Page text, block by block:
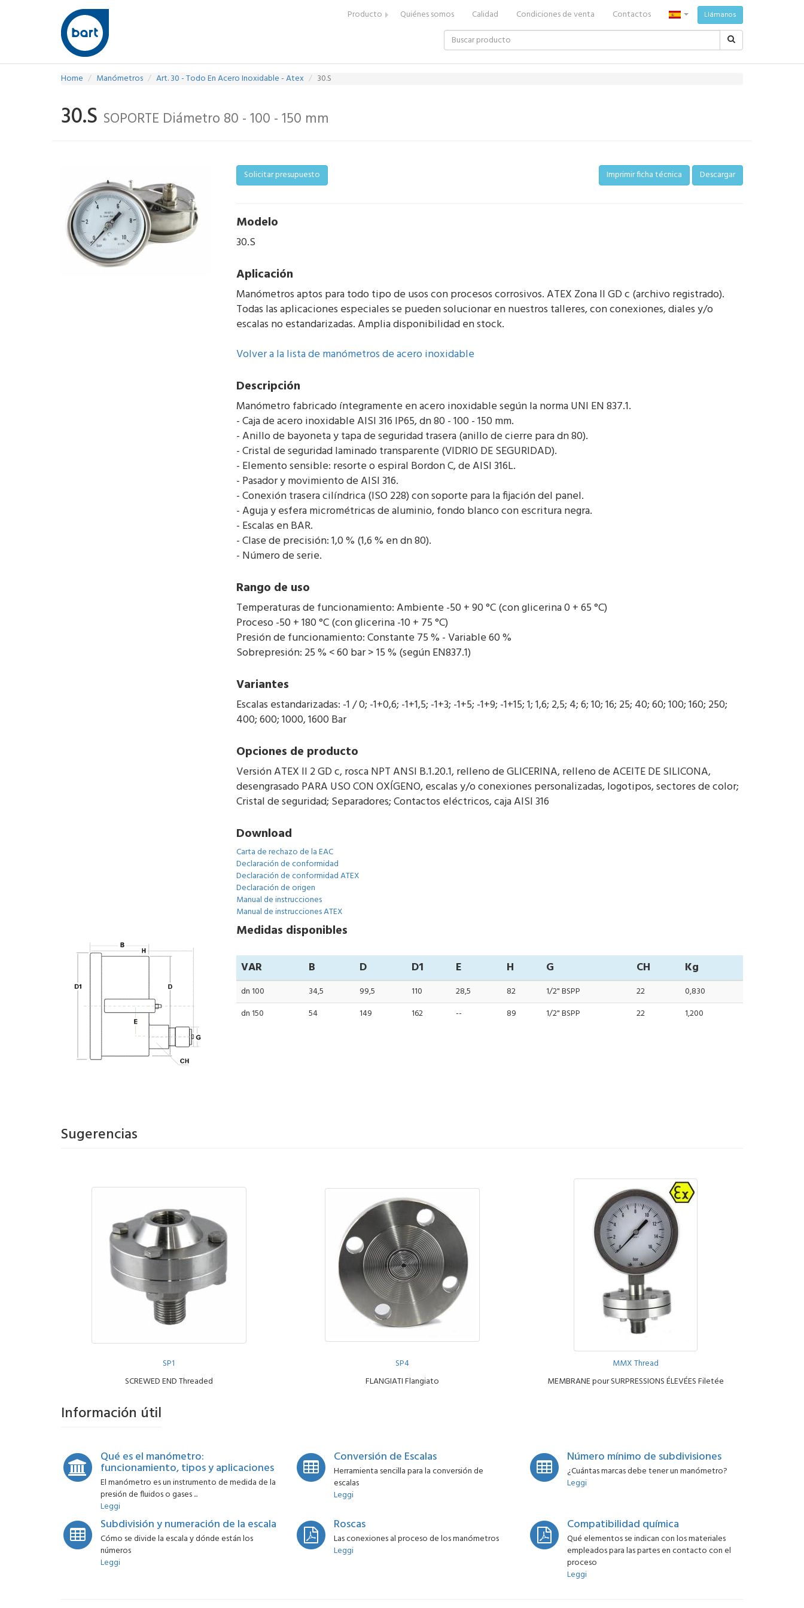
Producto Quiénes somos Calidad Condiciones de venta Contactos Llámanos
Home Manómetros Art. 30 - Todo En Acero Inoxidable - Atex 30.S
30.S SOPORTE Diámetro 80 - 100 - 150 mm
Solicitar presupuesto Imprimir ficha técnica Descargar
Modelo
30.S
Aplicación
Manómetros aptos para todo tipo de usos con procesos corrosivos. ATEX Zona II GD c (archivo registrado).
Todas las aplicaciones especiales se pueden solucionar en nuestros talleres, con conexiones, diales y/o
escalas no estandarizadas. Amplia disponibilidad en stock.
Volver a la lista de manómetros de acero inoxidable
Descripción
Manómetro fabricado íntegramente en acero inoxidable según la norma UNI EN 837.1.
- Caja de acero inoxidable AISI 316 IP65, dn 80 - 100 - 150 mm.
- Anillo de bayoneta y tapa de seguridad trasera (anillo de cierre para dn 80).
- Cristal de seguridad laminado transparente (VIDRIO DE SEGURIDAD).
- Elemento sensible: resorte o espiral Bordon C, de AISI 316L.
- Pasador y movimiento de AISI 316.
- Conexión trasera cilíndrica (ISO 228) con soporte para la fijación del panel.
- Aguja y esfera micrométricas de aluminio, fondo blanco con escritura negra.
- Escalas en BAR.
- Clase de precisión: 1,0 % (1,6 % en dn 80).
- Número de serie.
Rango de uso
Temperaturas de funcionamiento: Ambiente -50 + 90 °C (con glicerina 0 + 65 °C)
Proceso -50 + 180 °C (con glicerina -10 + 75 °C)
Presión de funcionamiento: Constante 75 % - Variable 60 %
Sobrepresión: 25 % < 60 bar > 15 % (según EN837.1)
Variantes
Escalas estandarizadas: -1 / 0; -1+0,6; -1+1,5; -1+3; -1+5; -1+9; -1+15; 1; 1,6; 2,5; 4; 6; 10; 16; 25; 40; 60; 100; 160; 250;
400; 600; 1000, 1600 Bar
Opciones de producto
Versión ATEX II 2 GD c, rosca NPT ANSI B.1.20.1, relleno de GLICERINA, relleno de ACEITE DE SILICONA,
desengrasado PARA USO CON OXÍGENO, escalas y/o conexiones personalizadas, logotipos, sectores de color;
Cristal de seguridad; Separadores; Contactos eléctricos, caja AISI 316
Download
Carta de rechazo de la EAC
Declaración de conformidad
Declaración de conformidad ATEX
Declaración de origen
Manual de instrucciones
Manual de instrucciones ATEX
Medidas disponibles
VAR B D D1 E H G CH Kg
dn 100 34,5 99,5 110 28,5 82 1/2" BSPP 22
0,830
dn 150
54 149 162 -- 89 1/2" BSPP 22 1,200
Sugerencias
SP1
SCREWED END Threaded
SP4
FLANGIATI Flangiato
MMX Thread
MEMBRANE pour SURPRESSIONS ÉLEVÉES Filetée
Información útil
Qué es el manómetro:
funcionamiento, tipos y aplicaciones
El manómetro es un instrumento de medida de la
presión de fluidos o gases ...
Leggi
Conversión de Escalas
Herramienta sencilla para la conversión de
escalas
Leggi
Número mínimo de subdivisiones
¿Cuántas marcas debe tener un manómetro?
Leggi
Subdivisión y numeración de la escala
Cómo se divide la escala y dónde están los
números
Leggi
Roscas
Las conexiones al proceso de los manómetros
Leggi
Compatibilidad química
Qué elementos se indican con los materiales
empleados para las partes en contacto con el
proceso
Leggi